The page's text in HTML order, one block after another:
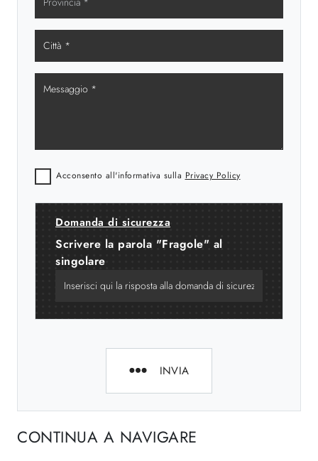
Acconsento all'informativa sulla Privacy Policy
Domanda di sicurezza
Scrivere la parola "Fragole" al
singolare
INVIA
CONTINUA A NAVIGARE